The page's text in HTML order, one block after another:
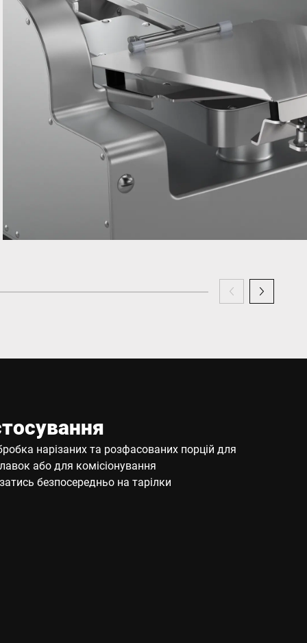
нарізаних та розфасованих порцій для
або для комісіонування
безпосередньо на тарілки